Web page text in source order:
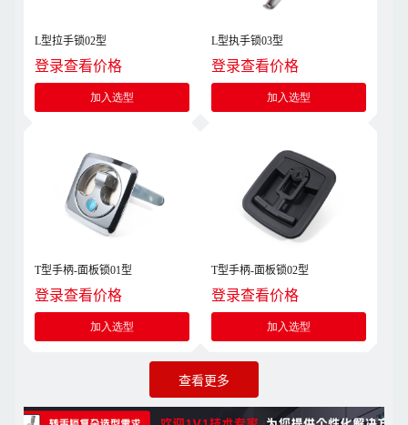
L型拉手锁02型
登录查看价格
加入选型
L型执手锁03型
登录查看价格
加入选型
T型手柄-面板锁01型
登录查看价格
加入选型
T型手柄-面板锁02型
登录查看价格
加入选型
查看更多